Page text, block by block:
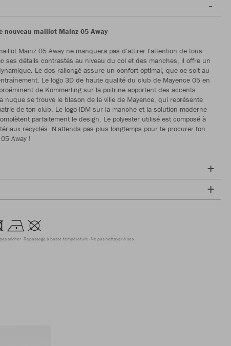
nouveau maillot Mainz 05 Away
Mainz 05 Away ne manquera pas d'attirer l'attention de tous
ses détails contrastés au niveau du col et des manches, il offre un
Le dos rallongé assure un confort optimal, que ce soit au
Le logo 3D de haute qualité du club de Mayence 05 en
de Kömmerling sur la poitrine apportent des accents
nuque se trouve le blason de la ville de Mayence, qui représente
de ton club. Le logo iDM sur la manche et la solution moderne
parfaitement le design. Le polyester utilisé est composé à
recyclés. N'attends pas plus longtemps pour te procurer ton
Away !
sécher Repassage à basse température Ne pas nettoyer à sec